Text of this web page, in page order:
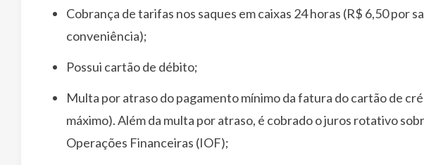
Cobrança de tarifas nos saques em caixas 24 horas (R$ 6,50 por
conveniência);
Possui cartão de débito;
Multa por atraso do pagamento mínimo da fatura do cartão de
máximo). Além da multa por atraso, é cobrado o juros rotativo
Operações Financeiras (IOF);